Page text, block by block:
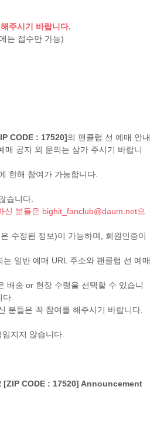
주시기 바랍니다.
는 접수만 가능)
CODE : 17520]의 팬클럽 선 예매 안내
공지 외 문의는 삼가 주시기 바랍니
한해 참여가 가능합니다.
습니다.
신 분들은 bighit_fanclub@daum.net으
수정된 정보)이 가능하며, 회원인증이
일반 예매 URL 주소와 팬클럽 선 예매
배송 or 현장 수령을 선택할 수 있습니
.
분들은 꼭 참여를 해주시기 바랍니다.
지지 않습니다.
CODE : 17520] Announcement